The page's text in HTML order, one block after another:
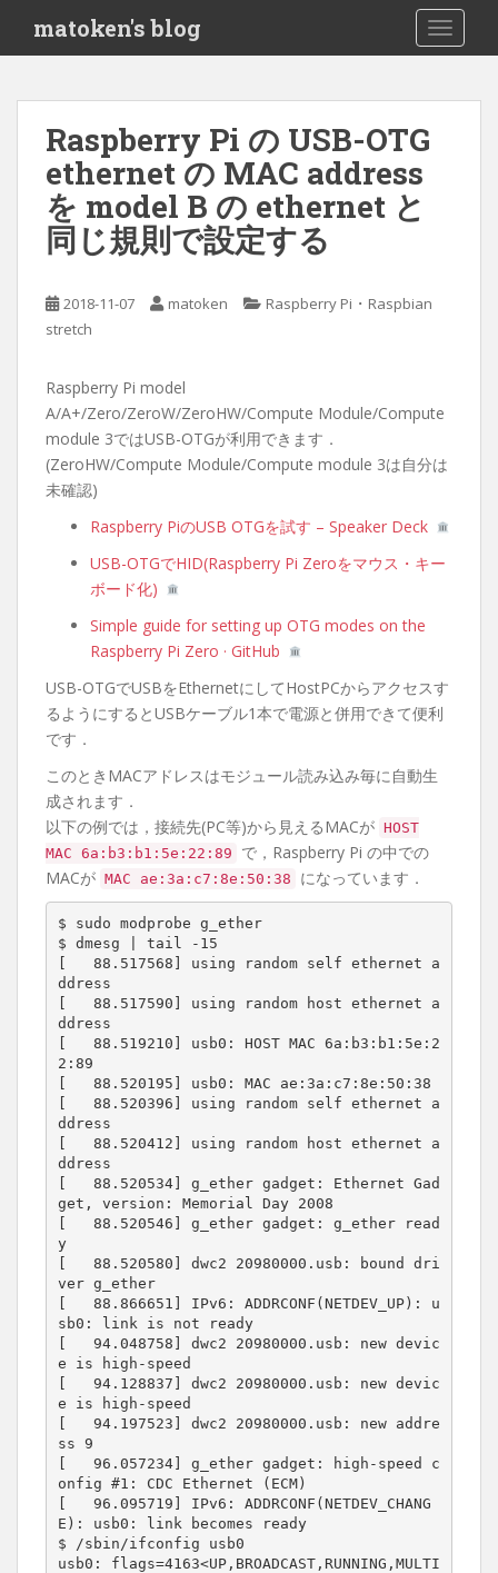
i
matoken's blog
Raspberry Pi の USB-OTG
ethernet の MAC address
を model B の ethernet と
同じ規則で設定する
2018-11-07 matoken Raspberry Pi ・ Raspbian
stretch
Raspberry Pi model
A/A+/Zero/ZeroW/ZeroHW/Compute Module/Compute
module 3ではUSB-OTGが利用できます．
(ZeroHW/Compute Module/Compute module 3は自分は
未確認)
Raspberry PiのUSB OTGを試す – Speaker Deck
USB-OTGでHID(Raspberry Pi Zeroをマウス・キー
ボード化)
Simple guide for setting up OTG modes on the
Raspberry Pi Zero · GitHub
USB-OTGでUSBをEthernetにしてHostPCからアクセスす
るようにするとUSBケーブル1本で電源と併用できて便利
です．
このときMACアドレスはモジュール読み込み毎に自動生
成されます．
以下の例では，接続先(PC等)から見えるMACが HOST
MAC 6a:b3:b1:5e:22:89
で，Raspberry Pi の中での
MACが MAC ae:3a:c7:8e:50:38 になっています．
$ sudo modprobe g_ether
$ dmesg | tail -15
[   88.517568] using random self ethernet a
ddress
[   88.517590] using random host ethernet a
ddress
[   88.519210] usb0: HOST MAC 6a:b3:b1:5e:2
2:89
[   88.520195] usb0: MAC ae:3a:c7:8e:50:38
[   88.520396] using random self ethernet a
ddress
[   88.520412] using random host ethernet a
ddress
[   88.520534] g_ether gadget: Ethernet Gad
get, version: Memorial Day 2008
[   88.520546] g_ether gadget: g_ether read
y
[   88.520580] dwc2 20980000.usb: bound dri
ver g_ether
[   88.866651] IPv6: ADDRCONF(NETDEV_UP): u
sb0: link is not ready
[   94.048758] dwc2 20980000.usb: new devic
e is high-speed
[   94.128837] dwc2 20980000.usb: new devic
e is high-speed
[   94.197523] dwc2 20980000.usb: new addre
ss 9
[   96.057234] g_ether gadget: high-speed c
onfig #1: CDC Ethernet (ECM)
[   96.095719] IPv6: ADDRCONF(NETDEV_CHANG
E): usb0: link becomes ready
$ /sbin/ifconfig usb0
usb0: flags=4163<UP,BROADCAST,RUNNING,MULTI